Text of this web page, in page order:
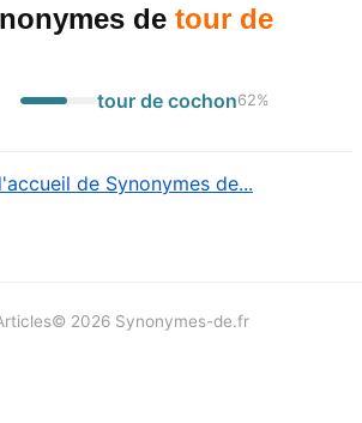
de tour de
tour de cochon62%
de Synonymes de...
© 2026 Synonymes-de.fr